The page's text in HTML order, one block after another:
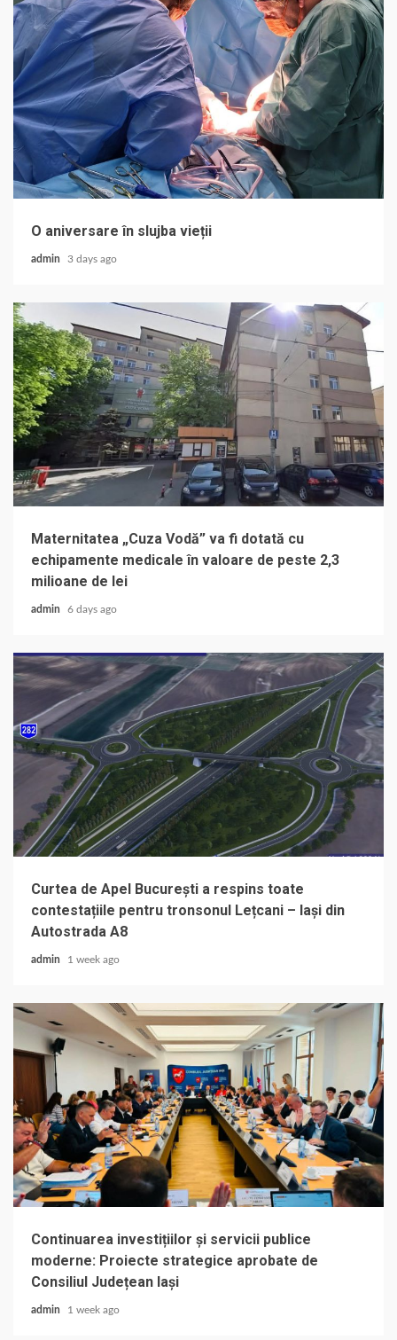
O aniversare în slujba vieții
admin 3 days ago
Maternitatea „Cuza Vodă” va fi dotată cu
echipamente medicale în valoare de peste 2,3
milioane de lei
admin 6 days ago
Curtea de Apel București a respins toate
contestațiile pentru tronsonul Lețcani – Iași din
Autostrada A8
admin 1 week ago
Continuarea investițiilor și servicii publice
moderne: Proiecte strategice aprobate de
Consiliul Județean Iași
admin 1 week ago